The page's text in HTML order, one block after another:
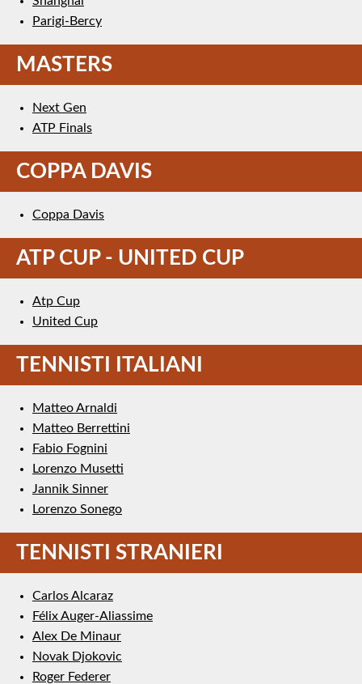
Parigi-Bercy
MASTERS
Next Gen
ATP Finals
COPPA DAVIS
Coppa Davis
ATP CUP - UNITED CUP
Atp Cup
United Cup
TENNISTI ITALIANI
Matteo Arnaldi
Matteo Berrettini
Fabio Fognini
Lorenzo Musetti
Jannik Sinner
Lorenzo Sonego
TENNISTI STRANIERI
Carlos Alcaraz
Félix Auger-Aliassime
Alex De Minaur
Novak Djokovic
Roger Federer